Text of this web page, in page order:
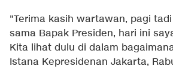
"Terima kasih wartawan, pagi
sama Bapak Presiden, hari ini
Kita lihat dulu di dalam
Istana Kepresidenan Jakarta,